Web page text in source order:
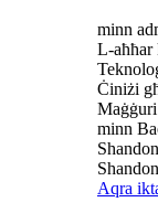
minn
L-aħħar
Ċiniżi
minn
Aqra